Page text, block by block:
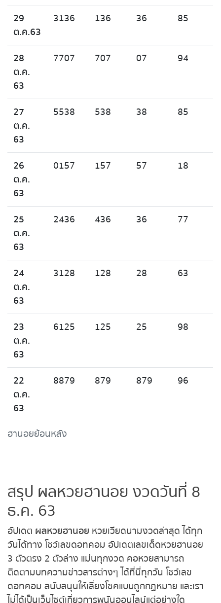
ฮานอยย้อนหลัง
29
ต.ค.63
3136 136 36 85
28
ต.ค.
63
7707 707 07 94
27
ต.ค.
63
5538 538 38 85
26
ต.ค.
63
0157 157 57 18
25
ต.ค.
63
2436 436 36 77
24
ต.ค.
63
3128 128 28 63
23
ต.ค.
63
6125 125 25 98
22
ต.ค.
63
8879 879 879 96
สรุป ผลหวยฮานอย งวดวันที่ 8
ธ.ค. 63
อัปเดต ผลหวยฮานอย หวยเวียดนามงวดล่าสุด ได้ทุก
วันได้ทาง โชว์เลขดอทคอม อัปเดตเลขเด็ดหวยฮานอย
3 ตัวตรง 2 ตัวล่าง แม่นทุกงวด คอหวยสามารถ
ติดตามบทความข่าวสารต่างๆ ได้ที่นี่ทุกวัน โชว์เลข
ดอทคอม สนับสนุนให้เสี่ยงโชคแบบถูกกฏหมาย และเรา
ไม่ได้เป็นเว็บไซต์เกี่ยวการพนันออนไลน์แต่อย่างใด